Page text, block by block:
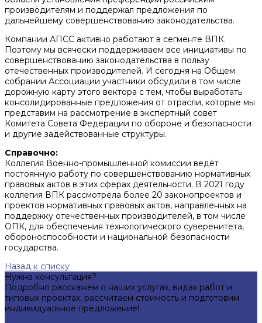
производителям и поддержал предложения по
дальнейшему совершенствованию законодательства.
Компании АПСС активно работают в сегменте ВПК.
Поэтому мы всячески поддерживаем все инициативы по
совершенствованию законодательства в пользу
отечественных производителей. И сегодня на Общем
собрании Ассоциации участники обсудили в том числе
дорожную карту этого вектора с тем, чтобы выработать
консолидированные предложения от отрасли, которые мы
представим на рассмотрение в экспертный совет
Комитета Совета Федерации по обороне и безопасности
и другие задействованные структуры.
Справочно:
Коллегия Военно-промышленной комиссии ведёт
постоянную работу по совершенствованию нормативных
правовых актов в этих сферах деятельности. В 2021 году
коллегия ВПК рассмотрела более 20 законопроектов и
проектов нормативных правовых актов, направленных на
поддержку отечественных производителей, в том числе
ОПК, для обеспечения технологического суверенитета,
обороноспособности и национальной безопасности
государства.
Назад к списку
Нужна консультация?
Подробно расскажем о наших услугах, видах работ и
типовых проектах, рассчитаем стоимость и подготовим
индивидуальное предложение!